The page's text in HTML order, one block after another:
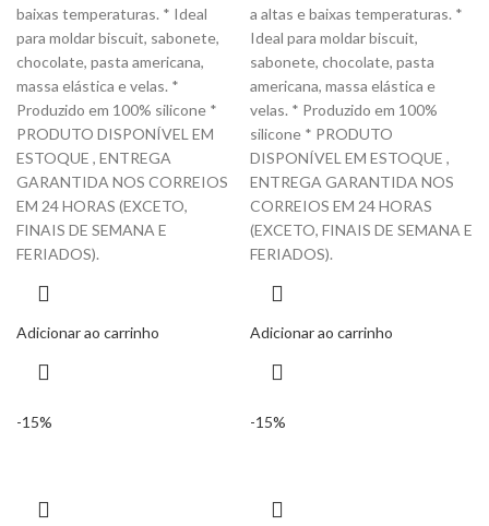
baixas temperaturas. * Ideal
para moldar biscuit, sabonete,
chocolate, pasta americana,
massa elástica e velas. *
Produzido em 100% silicone *
PRODUTO DISPONÍVEL EM
ESTOQUE , ENTREGA
GARANTIDA NOS CORREIOS
EM 24 HORAS (EXCETO,
FINAIS DE SEMANA E
FERIADOS).
Adicionar ao carrinho
a altas e baixas temperaturas. *
Ideal para moldar biscuit,
sabonete, chocolate, pasta
americana, massa elástica e
velas. * Produzido em 100%
silicone * PRODUTO
DISPONÍVEL EM ESTOQUE ,
ENTREGA GARANTIDA NOS
CORREIOS EM 24 HORAS
(EXCETO, FINAIS DE SEMANA E
FERIADOS).
Adicionar ao carrinho
-15% -15%